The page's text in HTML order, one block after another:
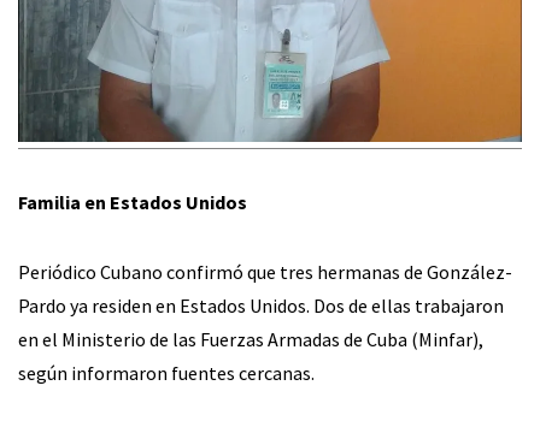
Familia en Estados Unidos
Periódico Cubano confirmó que tres hermanas de González-
Pardo ya residen en Estados Unidos. Dos de ellas trabajaron
en el Ministerio de las Fuerzas Armadas de Cuba (Minfar),
según informaron fuentes cercanas.